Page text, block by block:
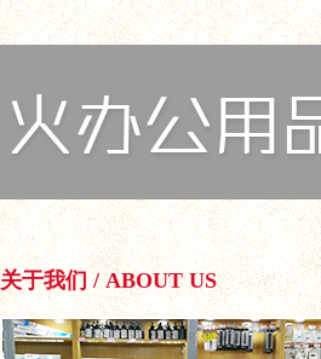
关于我们 / ABOUT US